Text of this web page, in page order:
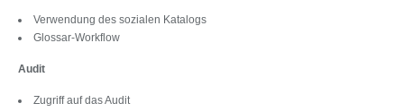
Verwendung des sozialen Katalogs
Glossar-Workflow
Audit
Zugriff auf das Audit